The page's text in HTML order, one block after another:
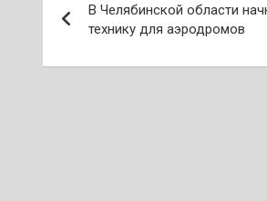
по
записям
В Челябинской области
технику для аэродромов